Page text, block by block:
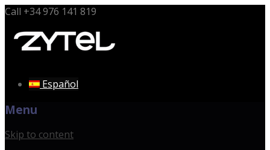
Call +34 976 141 819
Español
Menu
Skip to content